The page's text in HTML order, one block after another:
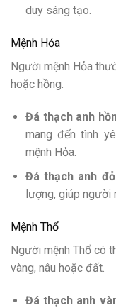
duy sáng tạo.
Mệnh Hỏa
Người mệnh Hỏa
hoặc hồng.
Đá thạch anh
mang đến tình
mệnh Hỏa.
Đá thạch anh
lượng, giúp người
Mệnh Thổ
Người mệnh Thổ có
vàng, nâu hoặc đất.
Đá thạch anh